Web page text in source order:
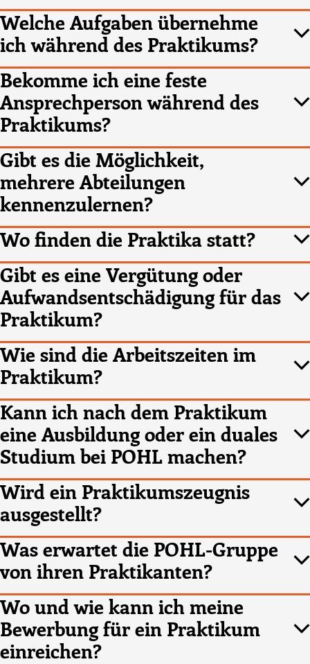
Welche Aufgaben übernehme
ich während des Praktikums?
Bekomme ich eine feste
Ansprechperson während des
Praktikums?
Gibt es die Möglichkeit,
mehrere Abteilungen
kennenzulernen?
Wo finden die Praktika statt?
Gibt es eine Vergütung oder
Aufwandsentschädigung für das
Praktikum?
Wie sind die Arbeitszeiten im
Praktikum?
Kann ich nach dem Praktikum
eine Ausbildung oder ein duales
Studium bei POHL machen?
Wird ein Praktikumszeugnis
ausgestellt?
Was erwartet die POHL-Gruppe
von ihren Praktikanten?
Wo und wie kann ich meine
Bewerbung für ein Praktikum
einreichen?